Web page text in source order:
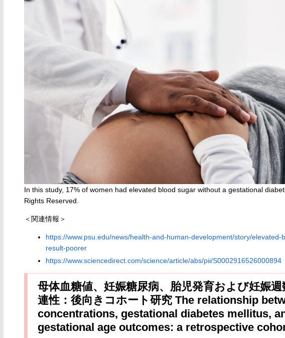
In this study, 17% of women had elevated blood sugar without a gestational
Rights Reserved.
＜関連情報＞
https://www.psu.edu/news/health-and-human-development/story/
result-poorer
https://www.sciencedirect.com/science/article/abs/pii/S0002916526000894
母体血糖値、妊娠糖尿病、胎​​児発育および妊娠
連性：後向きコホート研究 The relationship
concentrations, gestational diabetes mellitus,
gestational age outcomes: a retrospective